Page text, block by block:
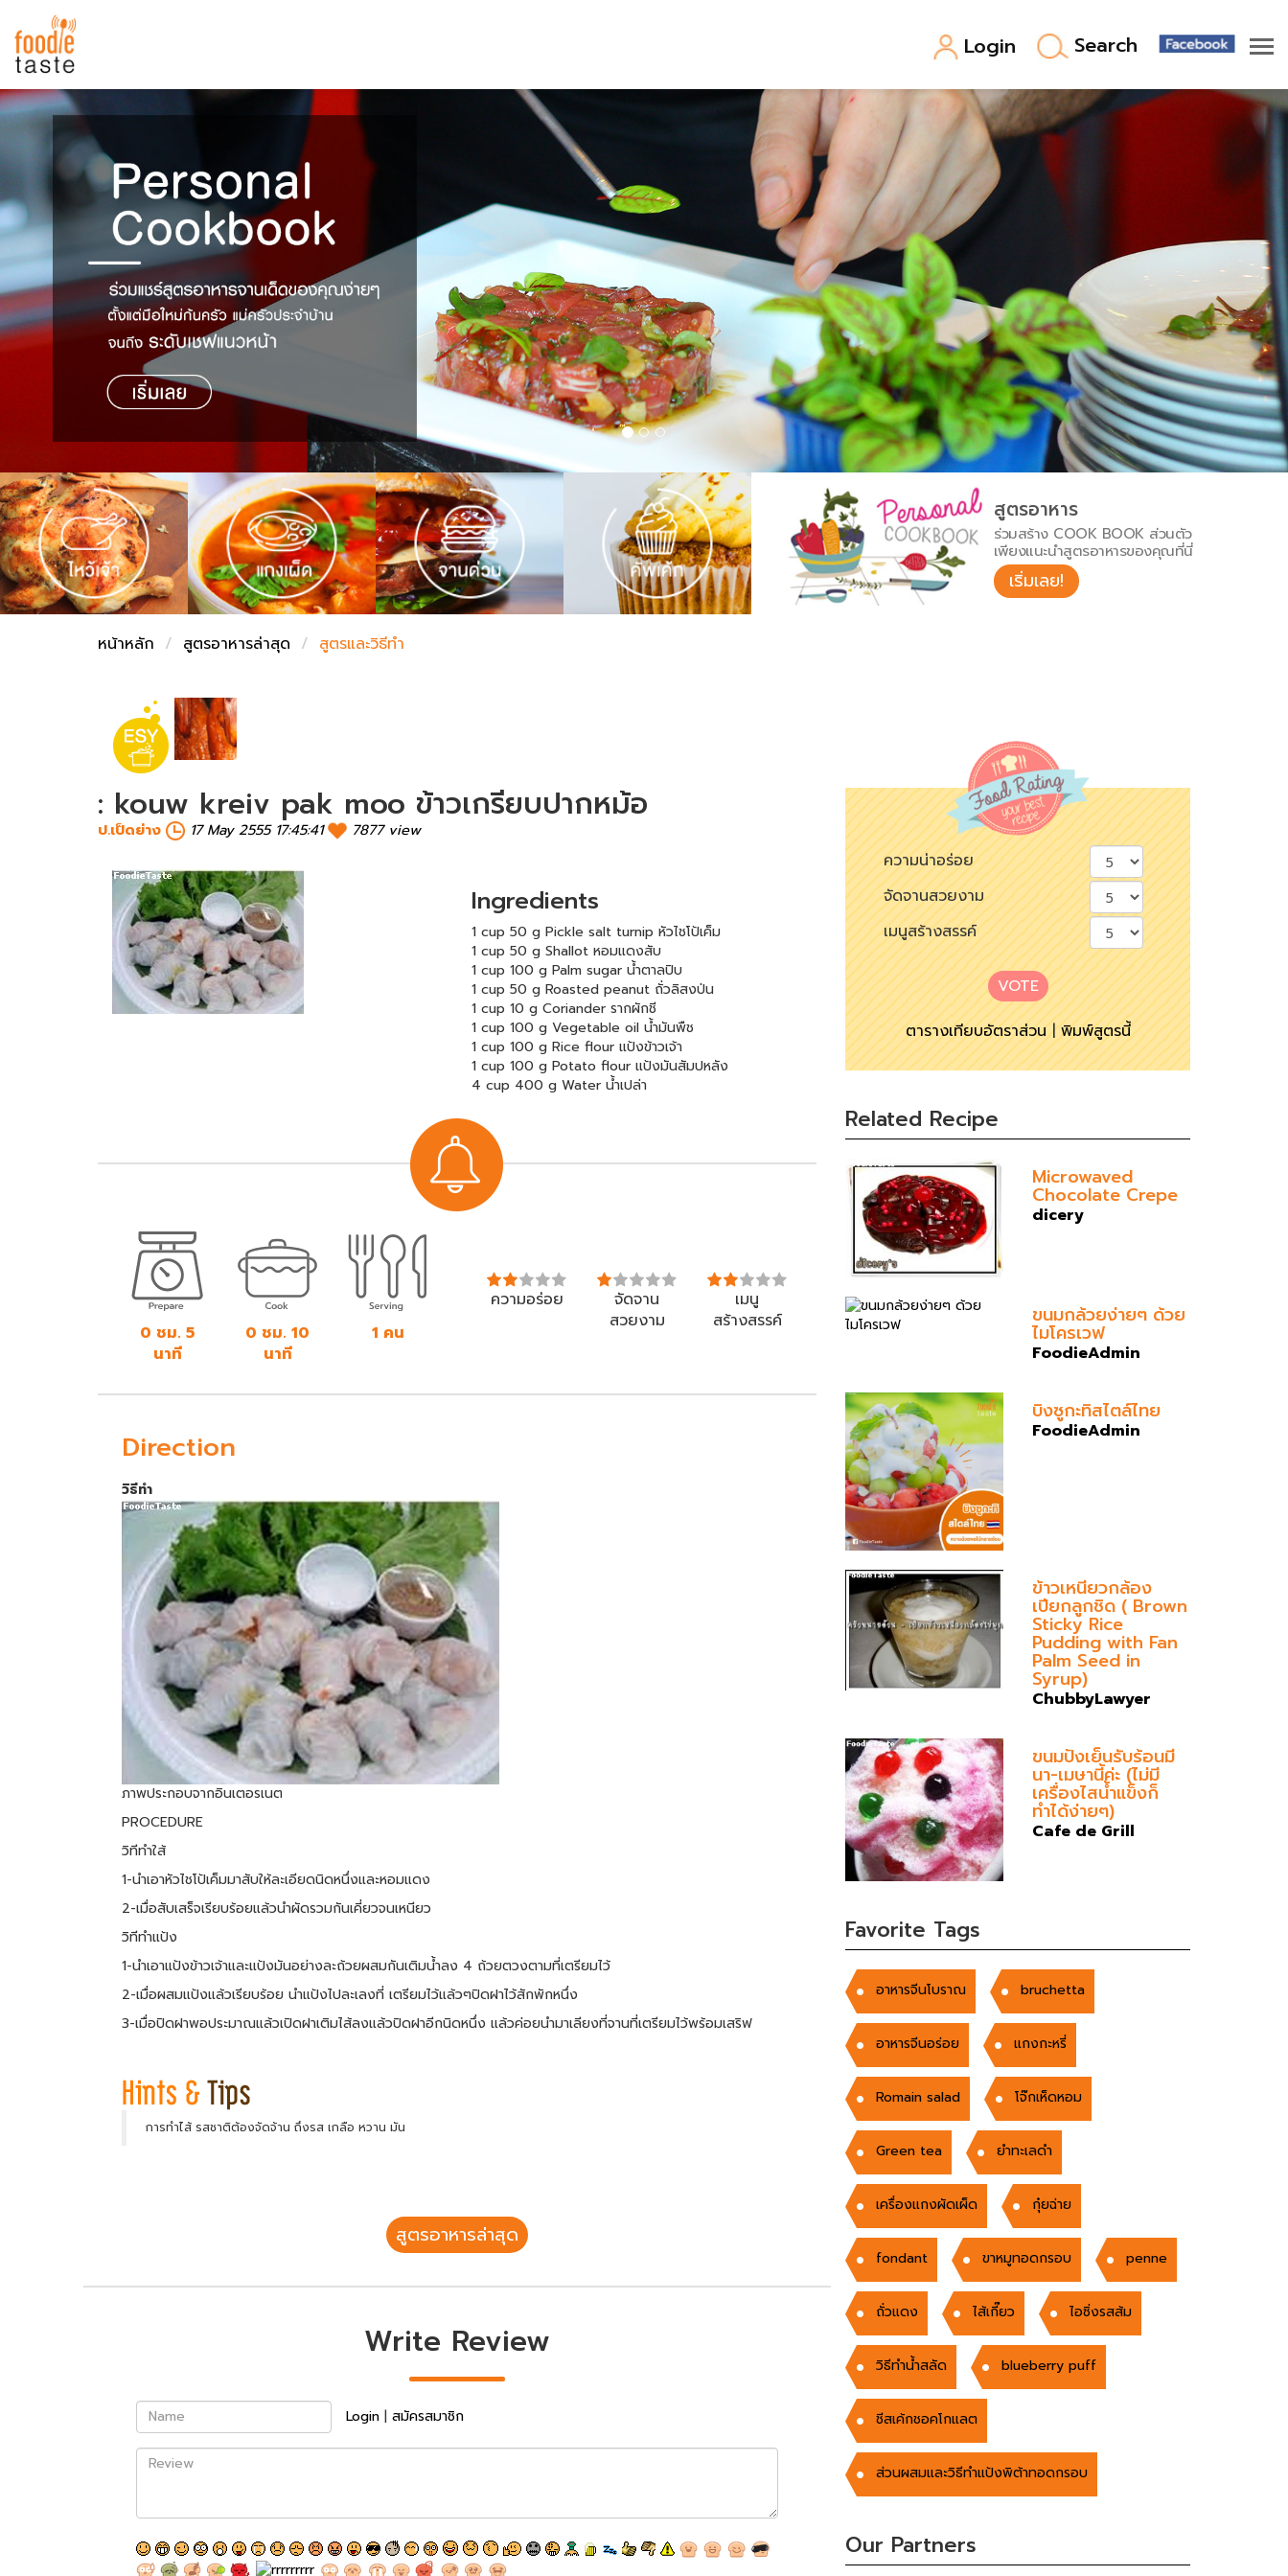
Login Search
สูตรอาหาร
สูตรอาหารล่าสุด
Top Foodie
พาไปชิม
สารพันก้นครัว
เคล็ดลับน่ารู้
เปรียบเทียบหน่วยการตวง
เปรียบเทียบอุณหภูมิ
เปรียบเทียบน้ำหนักวัตถุดิบ
ชั่งตวงเนย
FoodPedia
สร้าง Cookbook
สูตรอาหาร
ร่วมสร้าง COOK BOOK ส่วนตัว
เพียงแนะนำสูตรอาหารของคุณที่นี่
เริ่มเลย!
หน้าหลัก สูตรอาหารล่าสุด สูตรและวิธีทำ
: kouw kreiv pak moo ข้าวเกรียบปากหม้อ
ป.เป็ดย่าง 17 May 2555 17:45:41 7877 view
Ingredients
1 cup 50 g Pickle salt turnip หัวไชโป้เค็ม
1 cup 50 g Shallot หอมแดงสับ
1 cup 100 g Palm sugar น้ำตาลปิบ
1 cup 50 g Roasted peanut ถั่วลิสงป่น
1 cup 10 g Coriander รากผักชี
1 cup 100 g Vegetable oil น้ำมันพืช
1 cup 100 g Rice flour แป้งข้าวเจ้า
1 cup 100 g Potato flour แป้งมันสัมปหลัง
4 cup 400 g Water น้ำเปล่า
0 ชม. 5
นาที
0 ชม. 10
นาที
1 คน
ความอร่อย
จัดจาน
สวยงาม
เมนู
สร้างสรรค์
Direction
วิธีทำ
ภาพประกอบจากอินเตอรเนต
PROCEDURE
วิทีทำใส้
1-นำเอาหัวไชโป้เค็มมาสับให้ละเอียดนิดหนึ่งและหอมแดง
2-เมื่อสับเสร็จเรียบร้อยแล้วนำผัดรวมกันเคี่ยวจนเหนียว
วิทีทำแป้ง
1-นำเอาแป้งข้าวเจ้าและแป้งมันอย่างละถ้วยผสมกันเติมน้ำลง 4 ถ้วยตวงตามที่เตรียมไว้
2-เมื่อผสมแป้งแล้วเรียบร้อย นำแป้งไปละเลงที่ เตรียมไว้แล้วๆปิดฝาไว้สักพักหนึ่ง
3-เมื่อปิดฝาพอประมาณแล้วเปิดฝาเติมไส้ลงแล้วปิดฝาอีกนิดหนึ่ง แล้วค่อยนำมาเลียงที่จานที่เตรียมไว้พร้อมเสริฟ
การทำไส้ รสชาติต้องจัดจ้าน ถึงรส เกลือ หวาน มัน
สูตรอาหารล่าสุด
Write Review
Name Login | สมัครสมาชิก
Review
ความน่าอร่อย
จัดจานสวยงาม
เมนูสร้างสรรค์
VOTE
ตารางเทียบอัตราส่วน|พิมพ์สูตรนี้
Related Recipe
Microwaved
Chocolate Crepe
dicery
ขนมกล้วยง่ายๆ ด้วย
ไมโครเวฟ
FoodieAdmin
บิงซูกะทิ​สไตล์ไทย
FoodieAdmin
ข้าวเหนียวกล้อง
เปียกลูกชิด ( Brown
Sticky Rice
Pudding with Fan
Palm Seed in
Syrup)
ChubbyLawyer
ขนมปังเย็นรับร้อนมี
นา-เมษานี้ค่ะ (ไม่มี
เครื่องไสน้ำแข็งก็
ทำได้ง่ายๆ)
Cafe de Grill
Favorite Tags
อาหารจีนโบราณ bruchetta
อาหารจีนอร่อย แกงกะหรี่
Romain salad โจ๊กเห็ดหอม
Green tea ยำทะเลดำ
เครื่องแกงผัดเผ็ด กุ๋ยฉ่าย
fondant ขาหมูทอดกรอบ penne
ถั่วแดง ไส้เกี๊ยว ไอซิ่งรสส้ม
วิธีทำน้ำสลัด blueberry puff
ชีสเค้กชอคโกแลต
ส่วนผสมและวิธีทำแป้งพิต้าทอดกรอบ
Our Partners